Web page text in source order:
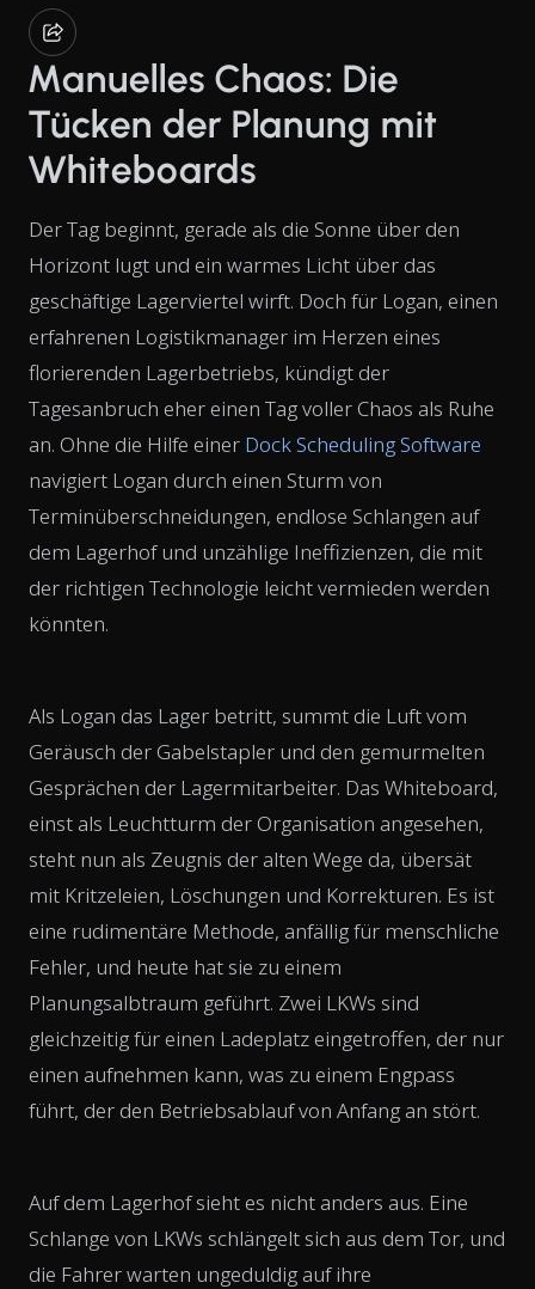
Manuelles Chaos: Die
Tücken der Planung mit
Whiteboards
Der Tag beginnt, gerade als die Sonne über den
Horizont lugt und ein warmes Licht über das
geschäftige Lagerviertel wirft. Doch für Logan, einen
erfahrenen Logistikmanager im Herzen eines
florierenden Lagerbetriebs, kündigt der
Tagesanbruch eher einen Tag voller Chaos als Ruhe
an. Ohne die Hilfe einer Dock Scheduling Software
navigiert Logan durch einen Sturm von
Terminüberschneidungen, endlose Schlangen auf
dem Lagerhof und unzählige Ineffizienzen, die mit
der richtigen Technologie leicht vermieden werden
könnten.
Als Logan das Lager betritt, summt die Luft vom
Geräusch der Gabelstapler und den gemurmelten
Gesprächen der Lagermitarbeiter. Das Whiteboard,
einst als Leuchtturm der Organisation angesehen,
steht nun als Zeugnis der alten Wege da, übersät
mit Kritzeleien, Löschungen und Korrekturen. Es ist
eine rudimentäre Methode, anfällig für menschliche
Fehler, und heute hat sie zu einem
Planungsalbtraum geführt. Zwei LKWs sind
gleichzeitig für einen Ladeplatz eingetroffen, der nur
einen aufnehmen kann, was zu einem Engpass
führt, der den Betriebsablauf von Anfang an stört.
Auf dem Lagerhof sieht es nicht anders aus. Eine
Schlange von LKWs schlängelt sich aus dem Tor, und
die Fahrer warten ungeduldig auf ihre